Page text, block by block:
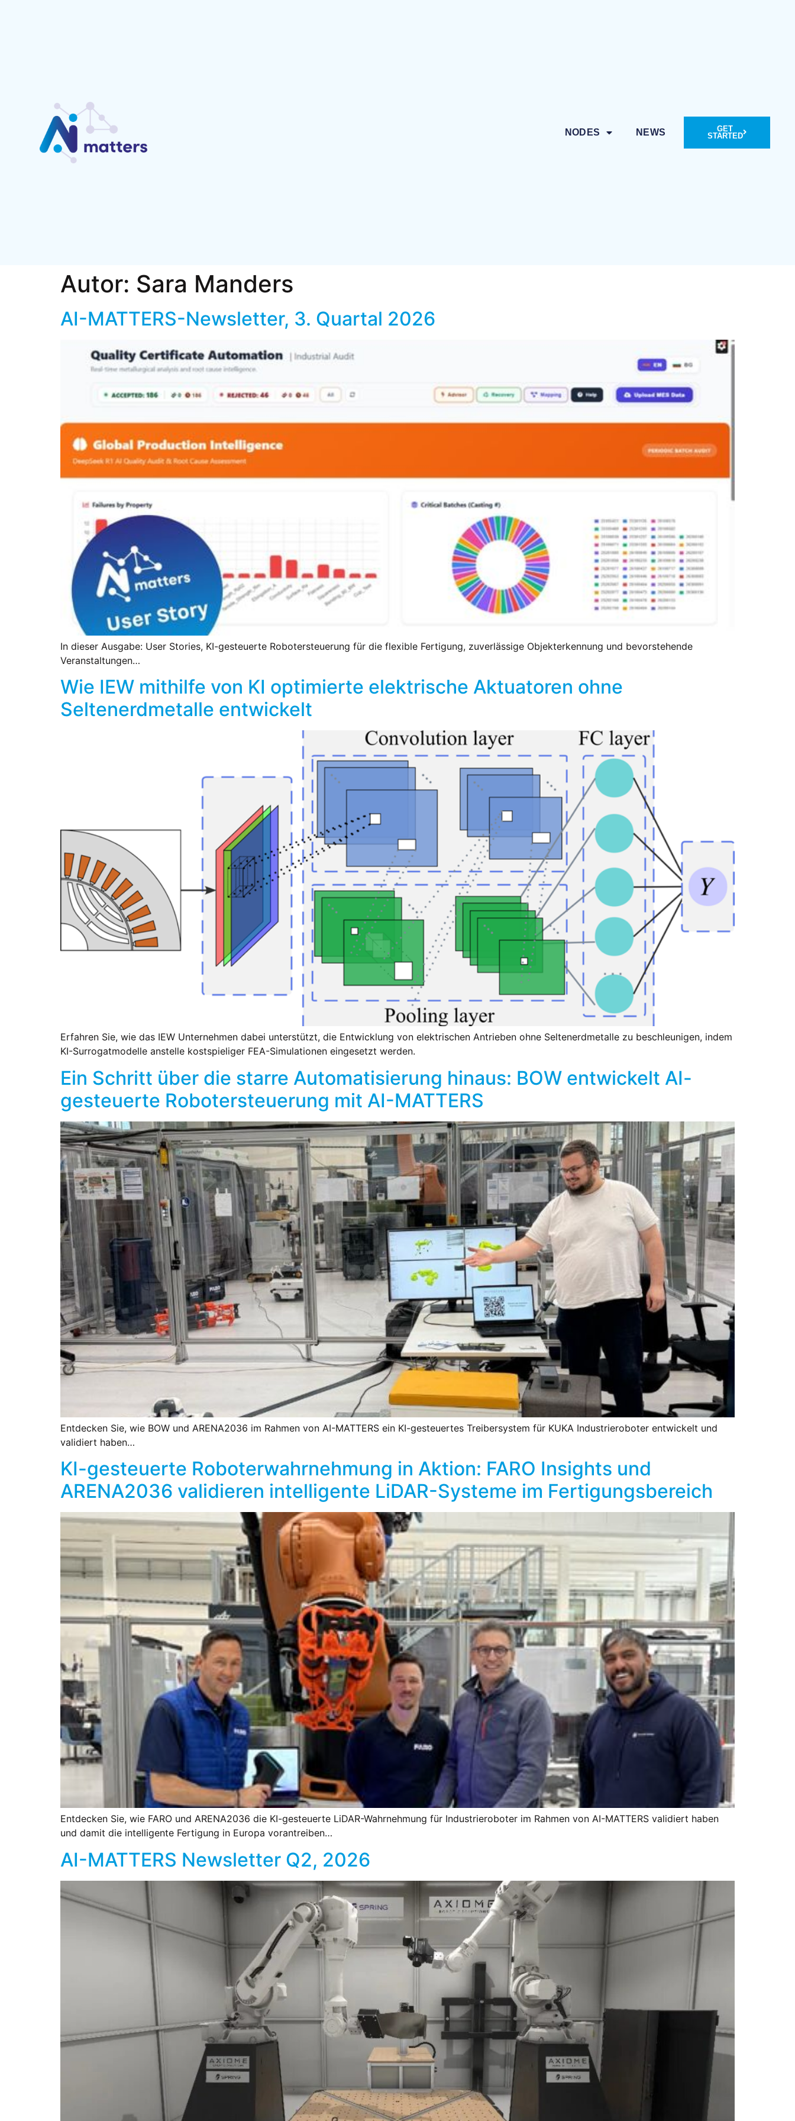
NODES NEWS
GET
STARTED
Autor: Sara Manders
AI-MATTERS-Newsletter, 3. Quartal 2026
In dieser Ausgabe: User Stories, KI-gesteuerte Robotersteuerung für die flexible Fertigung, zuverlässige Objekterkennung und bevorstehende
Veranstaltungen…
Wie IEW mithilfe von KI optimierte elektrische Aktuatoren ohne
Seltenerdmetalle entwickelt
Erfahren Sie, wie das IEW Unternehmen dabei unterstützt, die Entwicklung von elektrischen Antrieben ohne Seltenerdmetalle zu beschleunigen, indem
KI-Surrogatmodelle anstelle kostspieliger FEA-Simulationen eingesetzt werden.
Ein Schritt über die starre Automatisierung hinaus: BOW entwickelt AI-
gesteuerte Robotersteuerung mit AI-MATTERS
Entdecken Sie, wie BOW und ARENA2036 im Rahmen von AI-MATTERS ein KI-gesteuertes Treibersystem für KUKA Industrieroboter entwickelt und
validiert haben…
KI-gesteuerte Roboterwahrnehmung in Aktion: FARO Insights und
ARENA2036 validieren intelligente LiDAR-Systeme im Fertigungsbereich
Entdecken Sie, wie FARO und ARENA2036 die KI-gesteuerte LiDAR-Wahrnehmung für Industrieroboter im Rahmen von AI-MATTERS validiert haben
und damit die intelligente Fertigung in Europa vorantreiben…
AI-MATTERS Newsletter Q2, 2026